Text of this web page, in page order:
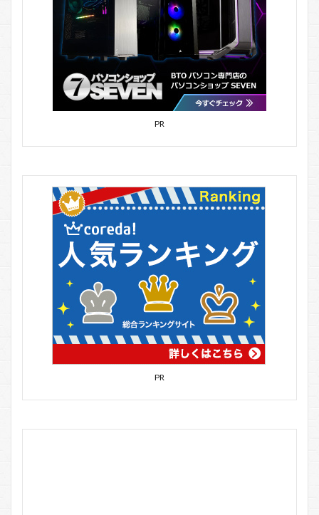
PR
PR